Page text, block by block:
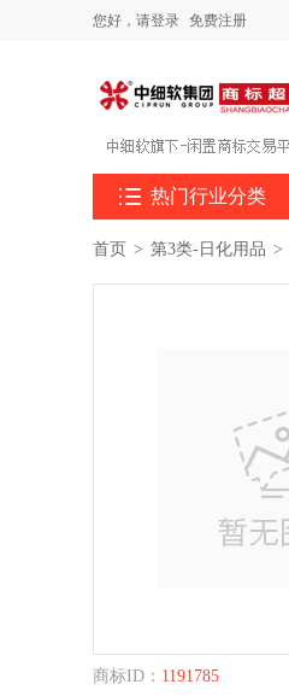
您好， 请登录 免费注册
 热门行业分类
首页 > 第3类-日化用品 >
商标ID： 1191785